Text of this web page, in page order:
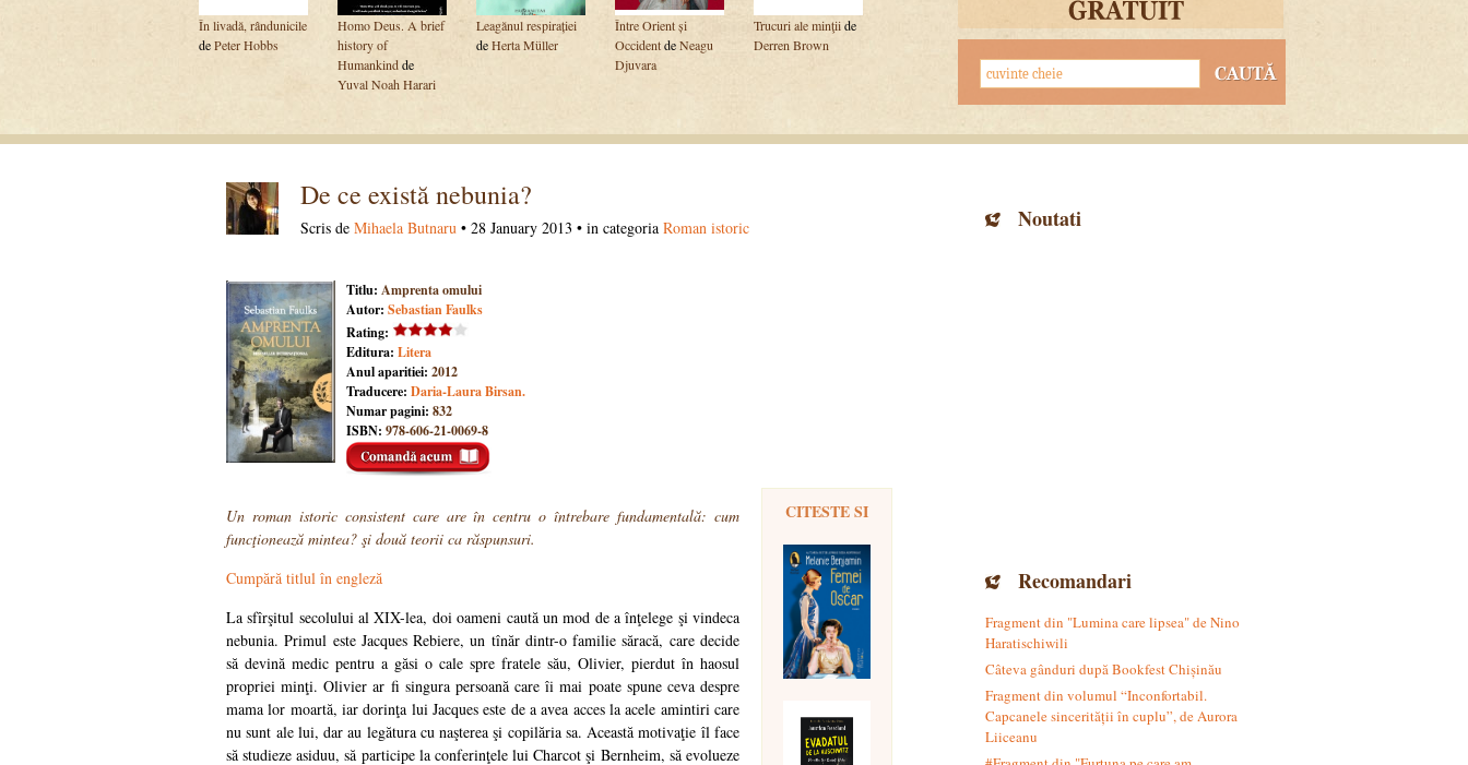
În livadă, rândunicile
dePeter Hobbs
Homo Deus. A brief
history of
Humankindde
Yuval Noah Harari
Leagănul respirației
deHerta Müller
Între Orient și
OccidentdeNeagu
Djuvara
Trucuri ale minţiide
Derren Brown
De ce există nebunia?
Scris de Mihaela Butnaru • 28 January 2013 • in categoria Roman istoric
Titlu: Amprenta omului
Autor: Sebastian Faulks
Rating:
Editura: Litera
Anul aparitiei: 2012
Traducere: Daria-Laura Birsan.
Numar pagini: 832
ISBN: 978-606-21-0069-8
Un roman istoric consistent care are în centru o întrebare fundamentală: cum
funcţionează mintea? şi două teorii ca răspunsuri.
Cumpără titlul în engleză
La sfîrşitul secolului al XIX-lea, doi oameni caută un mod de a înţelege şi vindeca
nebunia. Primul este Jacques Rebiere, un tînăr dintr-o familie săracă, care decide
să devină medic pentru a găsi o cale spre fratele său, Olivier, pierdut în haosul
propriei minţi. Olivier ar fi singura persoană care îi mai poate spune ceva despre
mama lor moartă, iar dorinţa lui Jacques este de a avea acces la acele amintiri care
nu sunt ale lui, dar au legătura cu naşterea şi copilăria sa. Această motivaţie îl face
să studieze asiduu, să participe la conferinţele lui Charcot şi Bernheim, să evolueze
CITESTE SI
Noutati
Recomandari
Fragment din "Lumina care lipsea" de Nino
Haratischiwili
Câteva gânduri după Bookfest Chișinău
Fragment din volumul “Inconfortabil.
Capcanele sincerității în cuplu”, de Aurora
Liiceanu